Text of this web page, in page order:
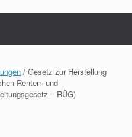
/ Gesetz zur Herstellung
Renten- und
– RÜG)